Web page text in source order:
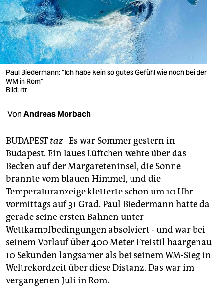
nord
wahrheit
verlag
verlag
veranstaltungen
unterstützen
abo
genossenschaft
epaper login
Paul Biedermann: "Ich habe kein so gutes Gefühl wie noch bei der
WM in Rom"
Bild: rtr
Von Andreas Morbach
BUDAPESTtaz| Es war Sommer gestern in
Budapest. Ein laues Lüftchen wehte über das
Becken auf der Margareteninsel, die Sonne
brannte vom blauen Himmel, und die
Temperaturanzeige kletterte schon um 10 Uhr
vormittags auf 31 Grad. Paul Biedermann hatte da
gerade seine ersten Bahnen unter
Wettkampfbedingungen absolviert - und war bei
seinem Vorlauf über 400 Meter Freistil haargenau
10 Sekunden langsamer als bei seinem WM-Sieg in
Weltrekordzeit über diese Distanz. Das war im
vergangenen Juli in Rom.